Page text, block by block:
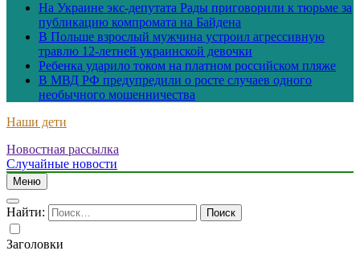
На Украине экс-депутата Рады приговорили к тюрьме за
публикацию компромата на Байдена
В Польше взрослый мужчина устроил агрессивную
травлю 12-летней украинской девочки
Ребенка ударило током на платном российском пляже
В МВД РФ предупредили о росте случаев одного
необычного мошенничества
Наши дети
Новостная рассылка
Случайные новости
Меню
Найти:
Заголовки